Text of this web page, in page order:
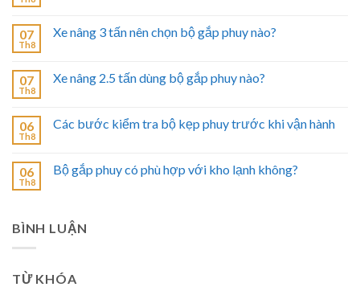
07
Th8
Xe nâng 3 tấn nên chọn bộ gắp phuy nào?
07
Th8
Xe nâng 2.5 tấn dùng bộ gắp phuy nào?
06
Th8
Các bước kiểm tra bộ kẹp phuy trước khi vận hành
06
Th8
Bộ gắp phuy có phù hợp với kho lạnh không?
BÌNH LUẬN
TỪ KHÓA